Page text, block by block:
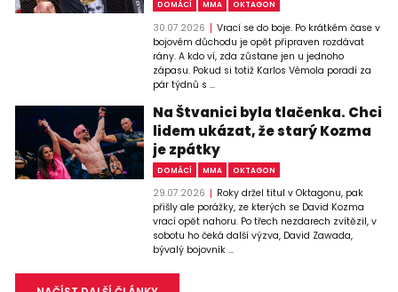
DOMÁCÍ MMA OKTAGON
30.07.2026
Vrací se do boje. Po krátkém čase v
bojovém důchodu je opět připraven rozdávat
rány. A kdo ví, zda zůstane jen u jednoho
zápasu. Pokud si totiž Karlos Vémola poradí za
pár týdnů s ...
Na Štvanici byla tlačenka. Chci
lidem ukázat, že starý Kozma
je zpátky
DOMÁCÍ MMA OKTAGON
29.07.2026
Roky držel titul v Oktagonu, pak
přišly ale porážky, ze kterých se David Kozma
vrací opět nahoru. Po třech nezdarech zvítězil, v
sobotu ho čeká další výzva, David Zawada,
bývalý bojovník ...